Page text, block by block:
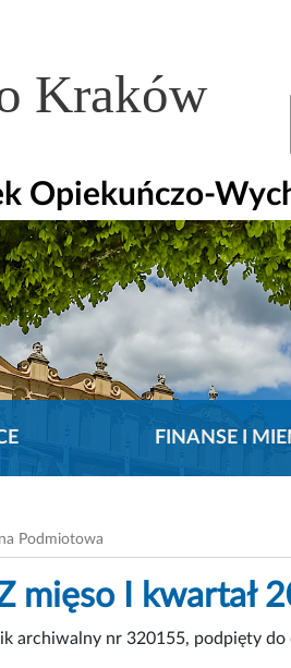
Kraków
Opiekuńczo-
FINANSE I
Podmiotowa
mięso I kwartał
archiwalny nr 320155, podpięty